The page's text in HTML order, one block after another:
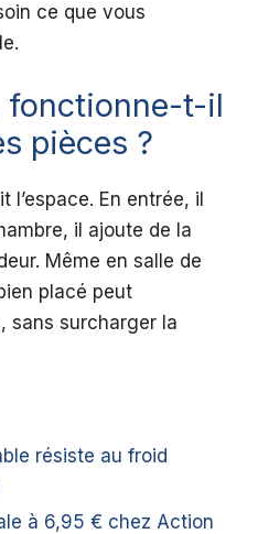
ce que vous
fonctionne-t-il
pièces ?
l’espace. En entrée, il
il ajoute de la
Même en salle de
placé peut
sans surcharger la
résiste au froid
à 6,95 € chez Action